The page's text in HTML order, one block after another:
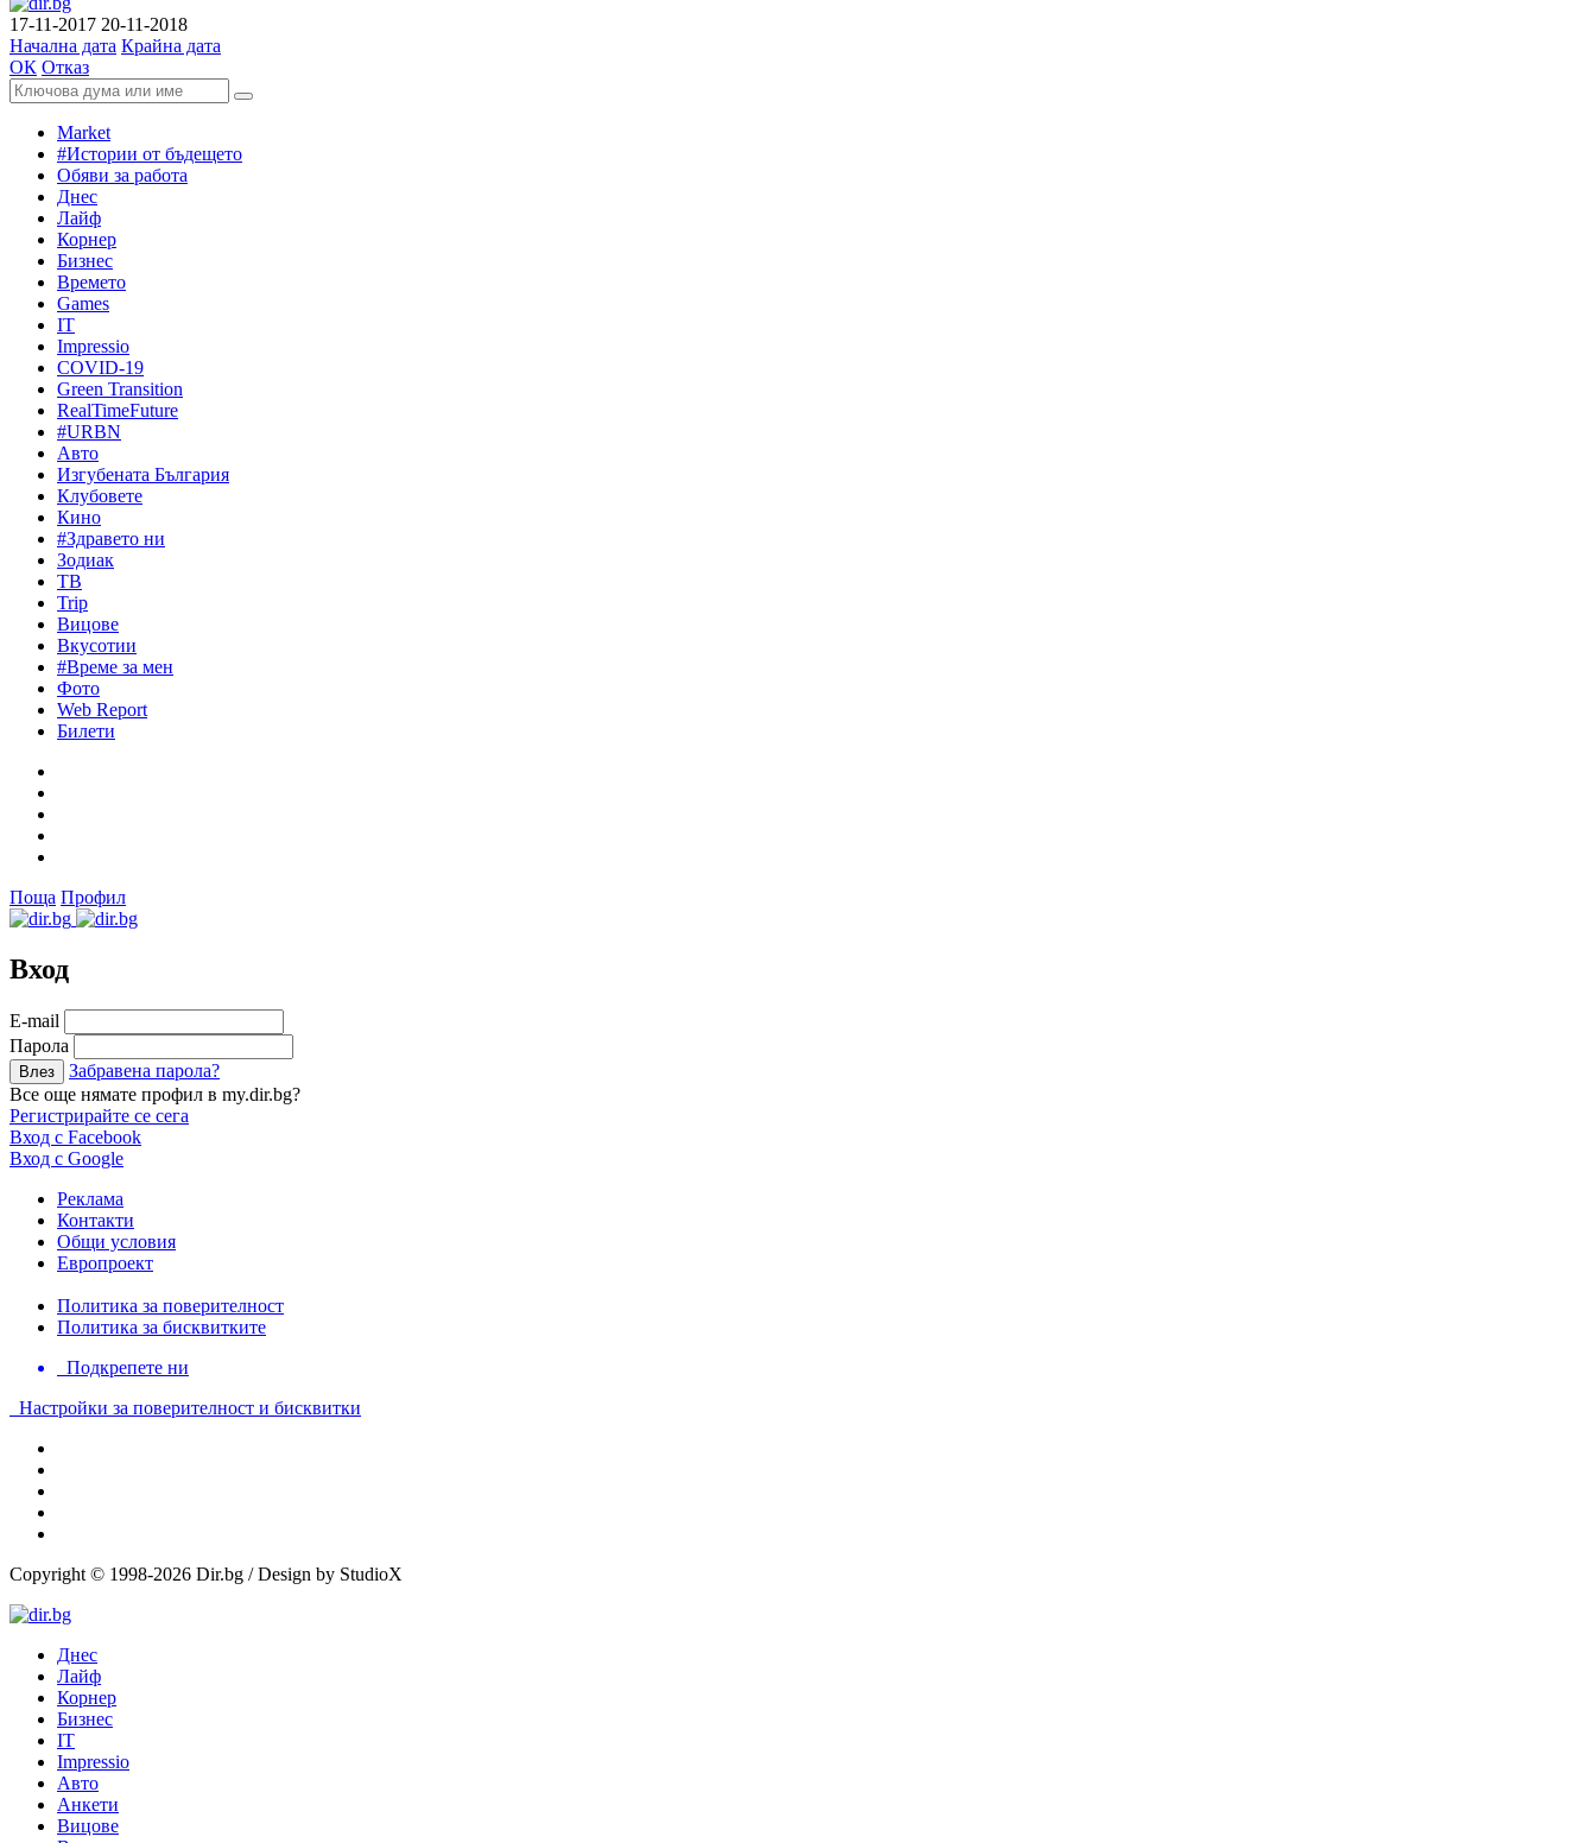
17-11-2017 20-11-2018
Начална дата Крайна дата
ОК Отказ
Market
#Истории от бъдещето
Обяви за работа
Днес
Лайф
Корнер
Бизнес
Времето
Games
IT
Impressio
COVID-19
Green Transition
RealTimeFuture
#URBN
Авто
Изгубената България
Клубовете
Кино
#Здравето ни
Зодиак
ТВ
Trip
Вицове
Вкусотии
#Време за мен
Фото
Web Report
Билети
Поща Профил
Вход
Е-mail
Парола
Забравена парола?
Все още нямате профил в my.dir.bg?
Регистрирайте се сега
Вход с Facebook
Вход с Google
Реклама
Контакти
Общи условия
Европроект
Политика за поверителност
Политика за бисквитките
Подкрепете ни
Настройки за поверителност и бисквитки
Copyright © 1998-2026 Dir.bg / Design by StudioX
Днес
Лайф
Корнер
Бизнес
IT
Impressio
Авто
Анкети
Вицове